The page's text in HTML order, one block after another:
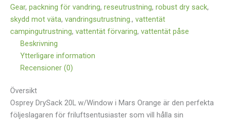
Gear, packning för vandring, reseutrustning, robust dry sack,
skydd mot väta, vandringsutrustning., vattentät
campingutrustning, vattentät förvaring, vattentät påse
Beskrivning
Ytterligare information
Recensioner (0)
Översikt
Osprey DrySack 20L w/Window i Mars Orange är den perfekta
följeslagaren för friluftsentusiaster som vill hålla sin